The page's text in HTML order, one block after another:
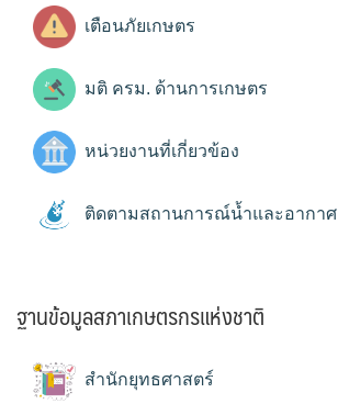
เตือนภัยเกษตร
มติ ครม. ด้านการเกษตร
หน่วยงานที่เกี่ยวข้อง
ติดตามสถานการณ์น้ำและอากาศ
ฐานข้อมูลสภาเกษตรกรแห่งชาติ
สำนักยุทธศาสตร์